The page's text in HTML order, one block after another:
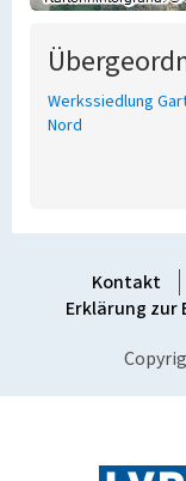
Werkssiedlung
Nord
Kontakt
Erklärung